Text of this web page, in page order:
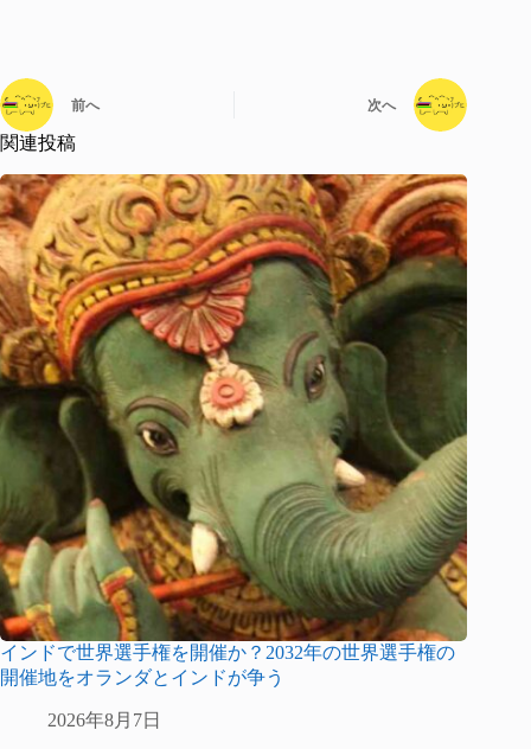
前へ 次へ
関連投稿
インドで世界選手権を開催か？2032年の世界選手権の
開催地をオランダとインドが争う
2026年8月7日